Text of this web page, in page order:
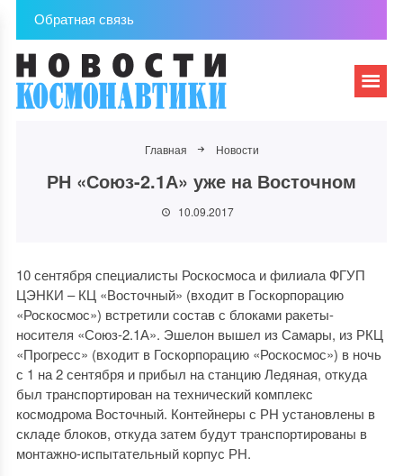
Обратная связь
Главная Новости
РН «Союз-2.1А» уже на Восточном
10.09.2017
10 сентября специалисты Роскосмоса и филиала ФГУП
ЦЭНКИ – КЦ «Восточный» (входит в Госкорпорацию
«Роскосмос») встретили состав с блоками ракеты-
носителя «Союз-2.1А». Эшелон вышел из Самары, из РКЦ
«Прогресс» (входит в Госкорпорацию «Роскосмос») в ночь
с 1 на 2 сентября и прибыл на станцию Ледяная, откуда
был транспортирован на технический комплекс
космодрома Восточный. Контейнеры с РН установлены в
складе блоков, откуда затем будут транспортированы в
монтажно-испытательный корпус РН.